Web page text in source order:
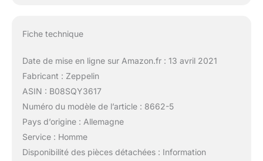
Fiche technique
Date de mise en ligne sur Amazon.fr : 13 avril 2021
Fabricant : Zeppelin
ASIN : B08SQY3617
Numéro du modèle de l’article : 8662-5
Pays d’origine : Allemagne
Service : Homme
Disponibilité des pièces détachées : Information